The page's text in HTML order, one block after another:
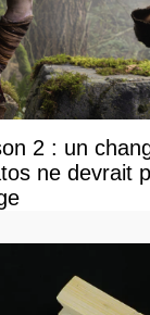
2 : un
ne devrait